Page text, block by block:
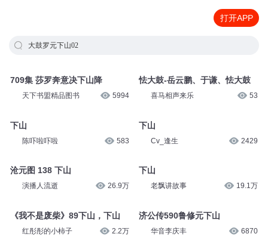
打开APP
大鼓罗元下山02
709集 莎罗奔意决下山降
天下书盟精品图书 5994
下山
陈吓啦吓啦 583
沧元图 138 下山
演播人流逝 26.9万
《我不是废柴》89下山，下山
红彤彤的小柿子 2.2万
怯大鼓-岳云鹏、于谦、怯大鼓
喜马相声来乐 53
下山
Cv_逢生 2429
下山
老飘讲故事 19.1万
济公传590鲁修元下山
华音李庆丰 6870